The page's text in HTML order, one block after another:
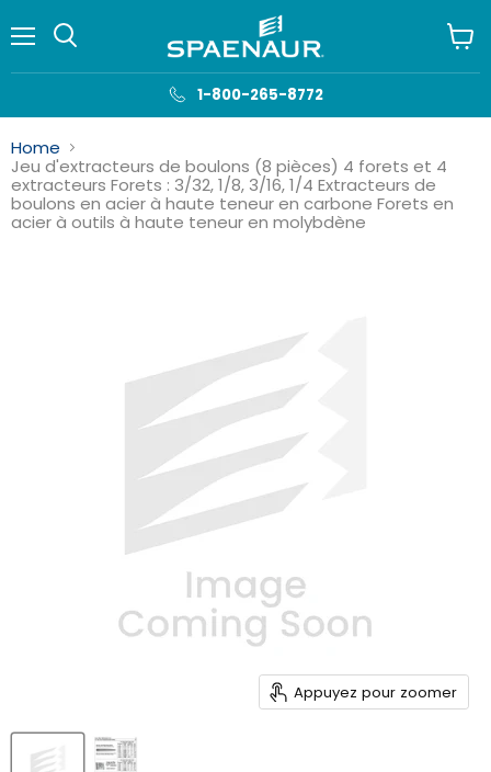
1-800-265-8772
le
Home
Jeu d'extracteurs de boulons (8 pièces) 4 forets et 4
extracteurs Forets : 3/32, 1/8, 3/16, 1/4 Extracteurs de
boulons en acier à haute teneur en carbone Forets en
acier à outils à haute teneur en molybdène
Appuyez pour zoomer